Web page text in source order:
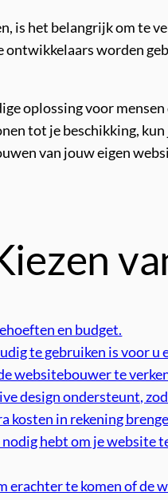
is het belangrijk om te
worden
oplossing voor
tot je beschikking,
van jouw eigen
en budget.
te gebruiken is voor u
websitebouwer te
design ondersteunt,
kosten in rekening
hebt om je website
erachter te komen of